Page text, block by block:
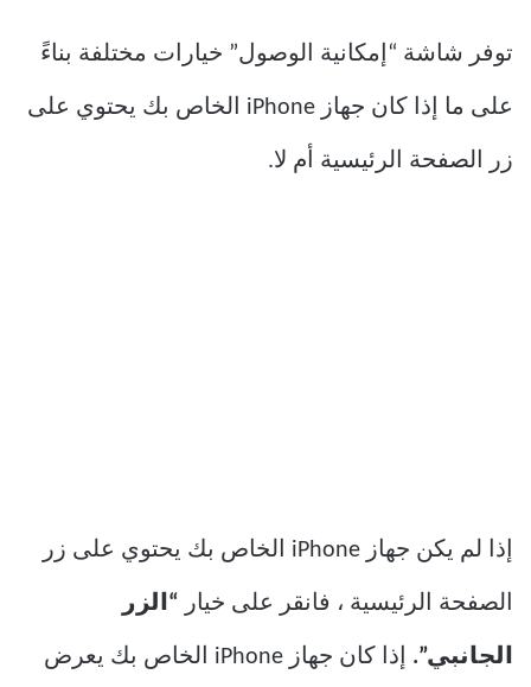
توفر شاشة “إمكانية الوصول” خيارات مختلفة بناءً
على ما إذا كان جهاز iPhone الخاص بك يحتوي على
زر الصفحة الرئيسية أم لا.
إذا لم يكن جهاز iPhone الخاص بك يحتوي على زر
الصفحة الرئيسية ، فانقر على خيار “الزر
الجانبي”. إذا كان جهاز iPhone الخاص بك يعرض